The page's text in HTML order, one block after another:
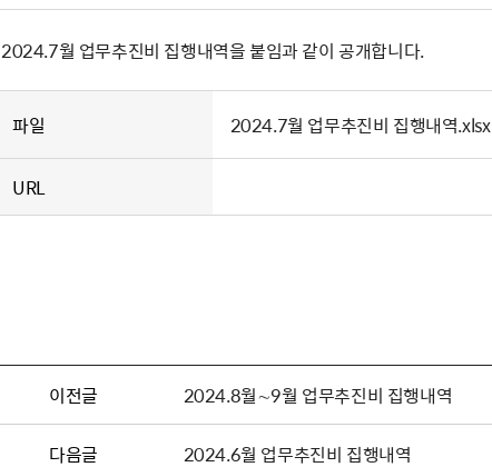
2024.7월 업무추진비 집행내역을 붙임과 같이 공개합니다.
파일 2024.7월 업무추진비 집행내역.xlsx
URL
이전글 2024.8월∼9월 업무추진비 집행내역
다음글 2024.6월 업무추진비 집행내역